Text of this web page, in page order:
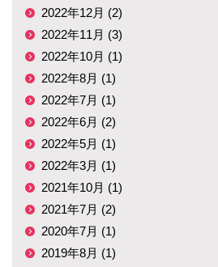
2022年12月 (2)
2022年11月 (3)
2022年10月 (1)
2022年8月 (1)
2022年7月 (1)
2022年6月 (2)
2022年5月 (1)
2022年3月 (1)
2021年10月 (1)
2021年7月 (2)
2020年7月 (1)
2019年8月 (1)